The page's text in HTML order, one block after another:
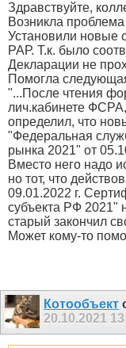
Здравствуйте,
Возникла
Установили новые
РАР. Т.к. было
Декларации не
Помогла
"...После чтения
лич.кабинете
определил, что
"Федеральная
рынка 2021" от
Вместо него надо
но тот, что
09.01.2022 г.
субъекта РФ 2021"
старый закончил
Может кому-то
Котообъект
20.10.2021